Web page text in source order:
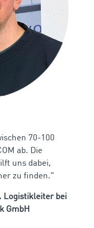
70-100
ab. Die
uns dabei,
zu finden."
Logistikleiter bei
GmbH